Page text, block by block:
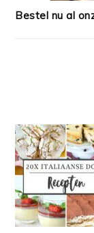
Bestel nu al